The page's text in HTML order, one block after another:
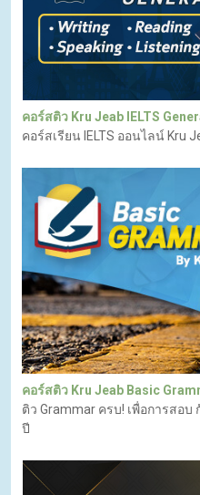
คอร์สติว Kru Jeab IELTS
คอร์สเรียน IELTS ออนไลน์ Kru
คอร์สติว Kru Jeab Basic
ติว Grammar ครบ! เพื่อการสอ
ปี